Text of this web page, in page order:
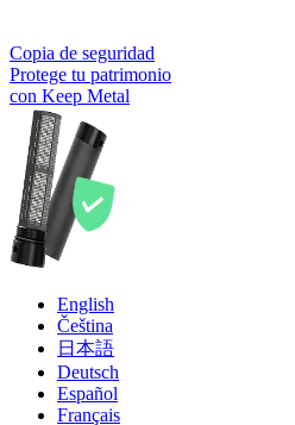
Copia de seguridad
Protege tu patrimonio
con Keep Metal
English
Čeština
日本語
Deutsch
Español
Français